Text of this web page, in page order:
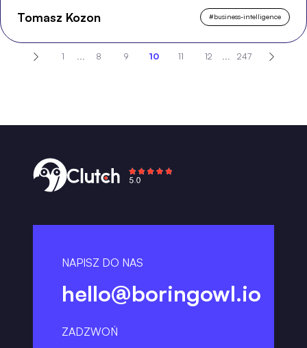
Tomasz Kozon #business-intelligence
1 ... 8 9 10 11 12 ... 247
NAPISZ DO NAS
hello@boringowl.io
ZADZWOŃ